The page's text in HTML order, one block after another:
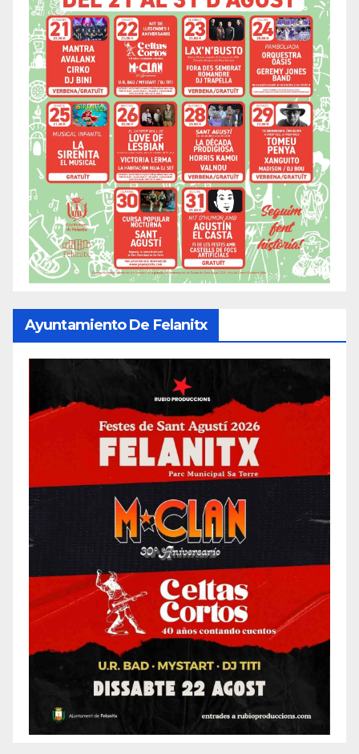
Ayuntamiento De Felanitx